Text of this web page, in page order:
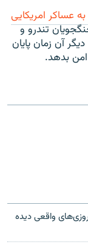
عساکر امریکایی
تندرو و
آن زمان پایان
امن بدهد.
واقعی دیده